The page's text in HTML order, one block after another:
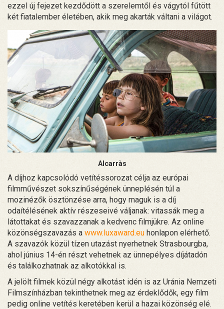
ezzel új fejezet kezdődött a szerelemtől és vágytól fűtött
két fiatalember életében, akik meg akarták váltani a világot.
Alcarràs
A díjhoz kapcsolódó vetítéssorozat célja az európai
filmművészet sokszínűségének ünneplésén túl a
mozinézők ösztönzése arra, hogy maguk is a díj
odaítélésének aktív részeseivé váljanak: vitassák meg a
látottakat és szavazzanak a kedvenc filmjükre. Az online
közönségszavazás a www.luxaward.eu honlapon elérhető.
A szavazók közül tízen utazást nyerhetnek Strasbourgba,
ahol június 14-én részt vehetnek az ünnepélyes díjátadón
és találkozhatnak az alkotókkal is.
A jelölt filmek közül négy alkotást idén is az Uránia Nemzeti
Filmszínházban tekinthetnek meg az érdeklődők, egy film
pedig online vetítés keretében kerül a hazai közönség elé.